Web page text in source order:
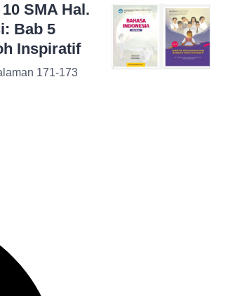
SMA Hal.
Bab 5
Inspiratif
171-173